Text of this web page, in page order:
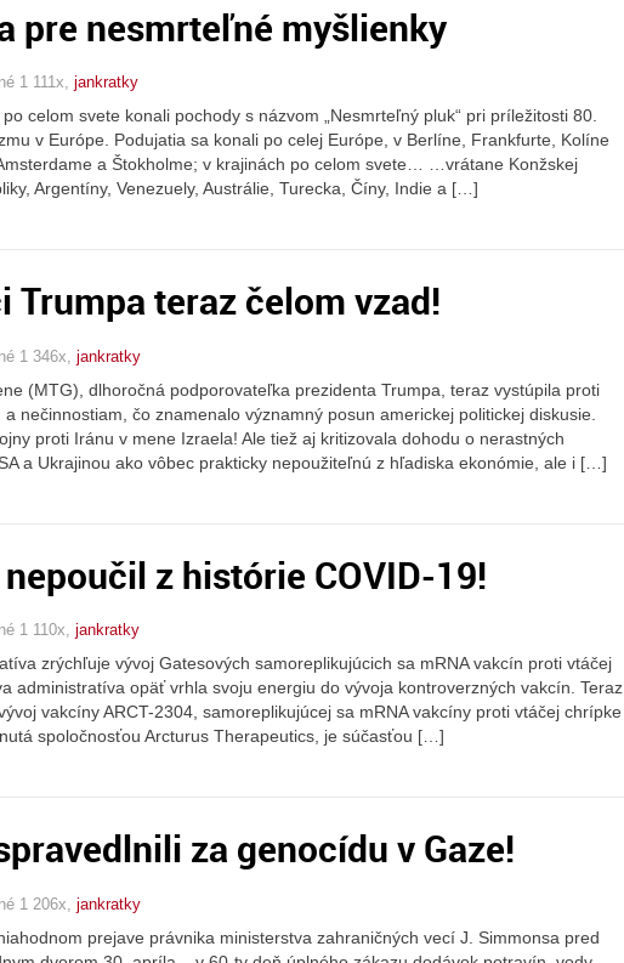
pre nesmrteľné myšlienky
1 111x, jankratky
celom svete konali pochody s názvom „Nesmrteľný pluk“ pri príležitosti 80.
v Európe. Podujatia sa konali po celej Európe, v Berlíne, Frankfurte, Kolíne
a Štokholme; v krajinách po celom svete… …vrátane Konžskej
Argentíny, Venezuely, Austrálie, Turecka, Číny, Indie a […]
Trumpa teraz čelom vzad!
1 346x, jankratky
(MTG), dlhoročná podporovateľka prezidenta Trumpa, teraz vystúpila proti
nečinnostiam, čo znamenalo významný posun americkej politickej diskusie.
proti Iránu v mene Izraela! Ale tiež aj kritizovala dohodu o nerastných
a Ukrajinou ako vôbec prakticky nepoužiteľnú z hľadiska ekonómie, ale i […]
z histórie COVID-19!
1 110x, jankratky
zrýchľuje vývoj Gatesových samoreplikujúcich sa mRNA vakcín proti vtáčej
administratíva opäť vrhla svoju energiu do vývoja kontroverzných vakcín. Teraz
vakcíny ARCT-2304, samoreplikujúcej sa mRNA vakcíny proti vtáčej chrípke
spoločnosťou Arcturus Therapeutics, je súčasťou […]
za genocídu v Gaze!
1 206x, jankratky
prejave právnika ministerstva zahraničných vecí J. Simmonsa pred